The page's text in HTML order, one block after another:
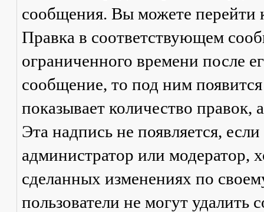
сообщения. Вы можете перейти
Правка в соответствующем
ограниченного времени после
сообщение, то под ним
показывает количество правок,
Эта надпись не появляется,
администратор или модератор,
сделанных изменениях по
пользователи не могут удалить